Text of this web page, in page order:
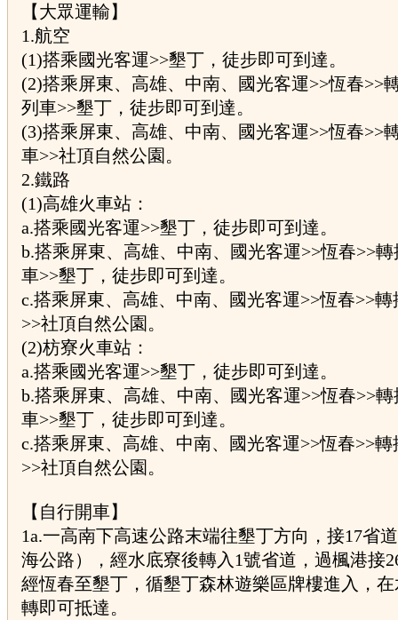
【大眾運輸】
1.航空
(1)搭乘國光客運>>墾丁，徒步即可到達。
(2)搭乘屏東、高雄、中南、國光客運>>恆春>>
列車>>墾丁，徒步即可到達。
(3)搭乘屏東、高雄、中南、國光客運>>恆春>>
車>>社頂自然公園。
2.鐵路
(1)高雄火車站：
a.搭乘國光客運>>墾丁，徒步即可到達。
b.搭乘屏東、高雄、中南、國光客運>>恆春>>
車>>墾丁，徒步即可到達。
c.搭乘屏東、高雄、中南、國光客運>>恆春>>
>>社頂自然公園。
(2)枋寮火車站：
a.搭乘國光客運>>墾丁，徒步即可到達。
b.搭乘屏東、高雄、中南、國光客運>>恆春>>
車>>墾丁，徒步即可到達。
c.搭乘屏東、高雄、中南、國光客運>>恆春>>
>>社頂自然公園。
【自行開車】
1a.一高南下高速公路末端往墾丁方向，接17省
海公路），經水底寮後轉入1號省道，過楓港接
經恆春至墾丁，循墾丁森林遊樂區牌樓進入，
轉即可抵達。